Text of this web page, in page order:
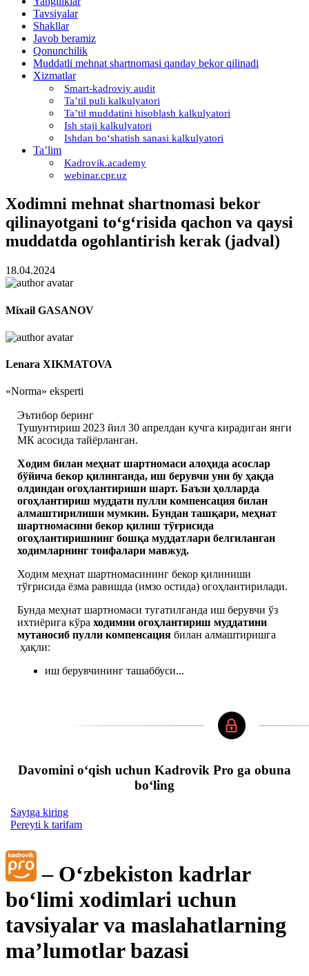
Tavsiyalar
Shakllar
Javob beramiz
Qonunchilik
Muddatli mehnat shartnomasi qanday bekor qilinadi
Xizmatlar
Smart-kadroviy audit
Ta’til puli kalkulyatori
Ta’til muddatini hisoblash kalkulyatori
Ish staji kalkulyatori
Ishdan boʻshatish sanasi kalkulyatori
Ta’lim
Kadrovik.academy
webinar.cpr.uz
Xodimni mehnat shartnomasi bekor
qilinayotgani toʻgʻrisida qachon va qaysi
muddatda ogohlantirish kerak (jadval)
18.04.2024
Miхail GASANOV
Lenara XIKMATOVA
«Norma» eksperti
Эътибор беринг
Тушунтириш 2023 йил 30 апрелдан кучга кирадиган янги
МК асосида тайёрланган.
Ходим билан меҳнат шартномаси алоҳида асослар
бўйича бекор қилинганда, иш берувчи уни бу ҳақда
олдиндан огоҳлантириши шарт. Баъзи ҳолларда
огоҳлантириш муддати пулли компенсация билан
алмаштирилиши мумкин. Бундан ташқари, меҳнат
шартномасини бекор қилиш тўғрисида
огоҳлантиришнинг бошқа муддатлари белгиланган
ходимларнинг тоифалари мавжуд.
Ходим меҳнат шартномасининг бекор қилиниши
тўғрисида ёзма равишда (имзо остида) огоҳлантирилади.
Бунда меҳнат шартномаси тугатилганда иш берувчи ўз
ихтиёрига кўра ходимни огоҳлантириш муддатини
мутаносиб пулли компенсация билан алмаштиришга
ҳақли:
иш берувчининг ташаббуси...
Davomini oʻqish uchun Kadrovik Pro ga obuna
boʻling
Saytga kiring
Pereyti k tarifam
– Oʻzbekiston kadrlar
boʻlimi хodimlari uchun
tavsiyalar va maslahatlarning
ma’lumotlar bazasi